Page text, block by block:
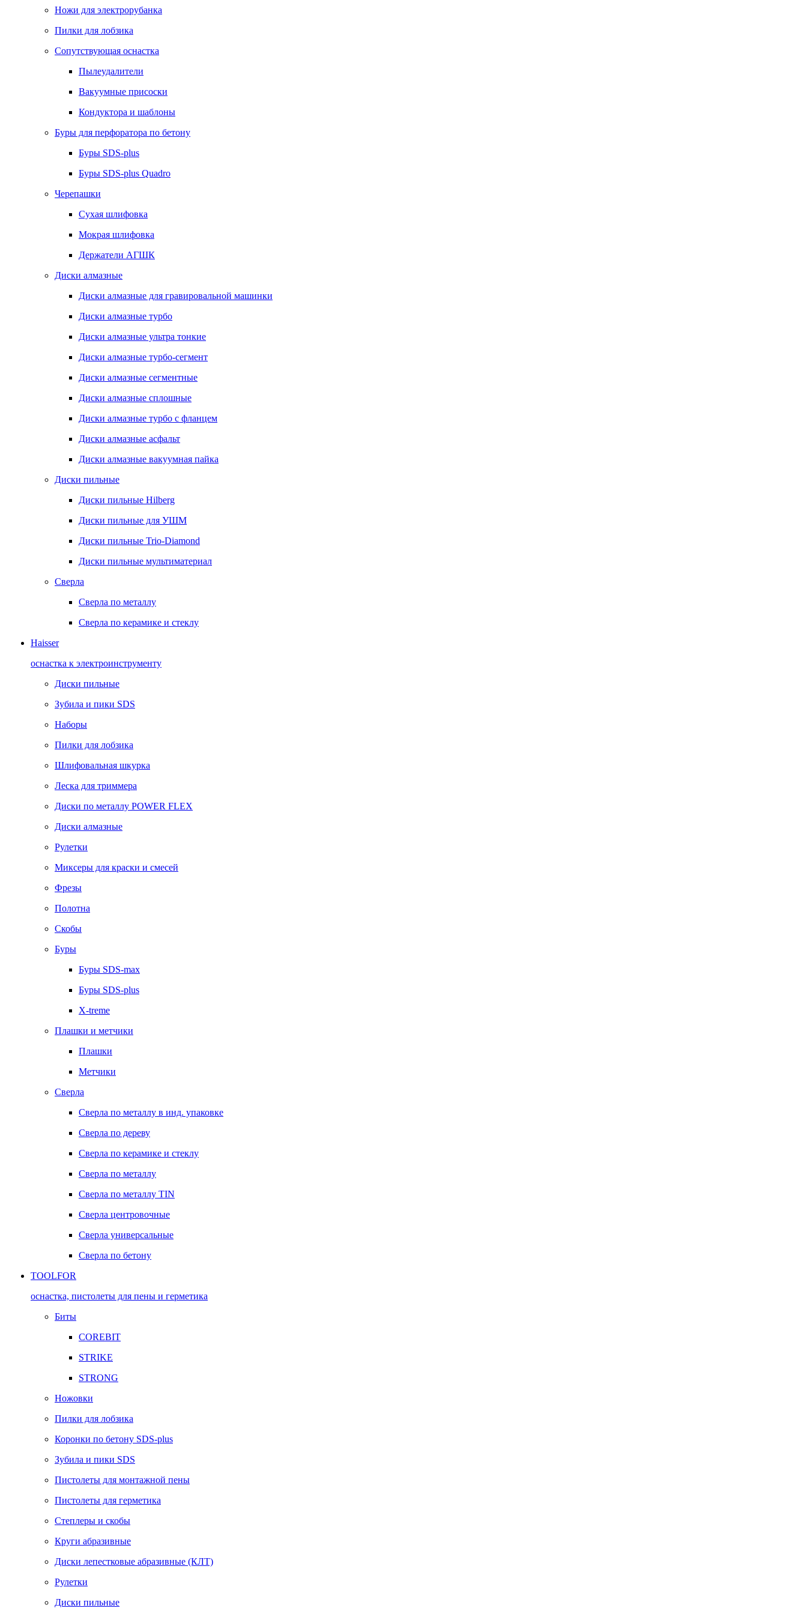
Ножи для электрорубанка
Пилки для лобзика
Сопутствующая оснастка
Пылеудалители
Вакуумные присоски
Кондуктора и шаблоны
Буры для перфоратора по бетону
Буры SDS-plus
Буры SDS-plus Quadro
Черепашки
Сухая шлифовка
Мокрая шлифовка
Держатели АГШК
Диски алмазные
Диски алмазные для гравировальной машинки
Диски алмазные турбо
Диски алмазные ультра тонкие
Диски алмазные турбо-сегмент
Диски алмазные сегментные
Диски алмазные сплошные
Диски алмазные турбо с фланцем
Диски алмазные асфальт
Диски алмазные вакуумная пайка
Диски пильные
Диски пильные Hilberg
Диски пильные для УШМ
Диски пильные Trio-Diamond
Диски пильные мультиматериал
Сверла
Сверла по металлу
Сверла по керамике и стеклу
Haisser
оснастка к электроинструменту
Диски пильные
Зубила и пики SDS
Наборы
Пилки для лобзика
Шлифовальная шкурка
Леска для триммера
Диски по металлу POWER FLEX
Диски алмазные
Рулетки
Миксеры для краски и смесей
Фрезы
Полотна
Скобы
Буры
Буры SDS-max
Буры SDS-plus
X-treme
Плашки и метчики
Плашки
Метчики
Сверла
Сверла по металлу в инд. упаковке
Сверла по дереву
Сверла по керамике и стеклу
Сверла по металлу
Сверла по металлу TIN
Сверла центровочные
Сверла универсальные
Сверла по бетону
TOOLFOR
оснастка, пистолеты для пены и герметика
Биты
COREBIT
STRIKE
STRONG
Ножовки
Пилки для лобзика
Коронки по бетону SDS-plus
Зубила и пики SDS
Пистолеты для монтажной пены
Пистолеты для герметика
Степлеры и скобы
Круги абразивные
Диски лепестковые абразивные (КЛТ)
Рулетки
Диски пильные